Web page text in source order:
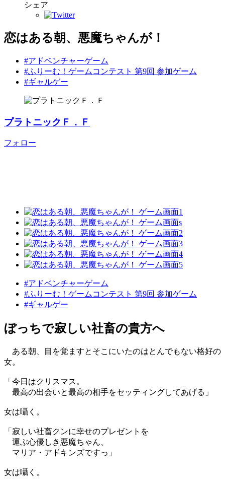
シェア
恋はある朝、悪魔ちゃんが！
#アドベンチャーゲーム
#ふりーむ！ゲームコンテスト 第9回 参加ゲーム
#ギャルゲー
プラトニックＦ．Ｆ
フォロー
#アドベンチャーゲーム
#ふりーむ！ゲームコンテスト 第9回 参加ゲーム
#ギャルゲー
ぼっちで寂しい社畜の貴方へ
ある朝、目を覚ますとそこにいたのはとんでもない格好の
女。
「今日はクリスマス。
最高の出会いと最高の相手をセッティングしてあげる」
女は囁く。
「寂しい社畜クンに幸せのプレゼントを
運ぶ心優しき悪魔ちゃん、
マリア・アドキンズですっ」
女は囁く。